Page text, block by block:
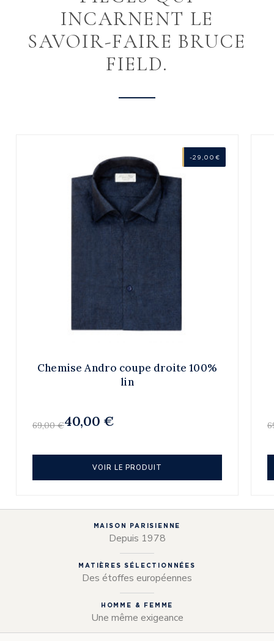
INCARNENT LE
SAVOIR-FAIRE BRUCE
FIELD.
-29,00 €
Chemise Andro coupe droite 100%
lin
69,00 €40,00 €
VOIR LE PRODUIT
MAISON PARISIENNE
Depuis 1978
MATIÈRES SÉLECTIONNÉES
Des étoffes européennes
HOMME & FEMME
Une même exigeance